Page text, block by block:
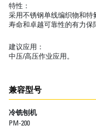
特性：
采用不锈钢单线编织物和
寿命和卓越可靠性的有力保
建议应用：
中压/高压作业应用。
兼容型号
冷铣刨机
PM-200